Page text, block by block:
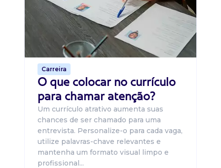
Carreira
O que colocar no currículo
para chamar atenção?
Um currículo atrativo aumenta suas
chances de ser chamado para uma
entrevista. Personalize-o para cada vaga,
utilize palavras-chave relevantes e
mantenha um formato visual limpo e
profissional...